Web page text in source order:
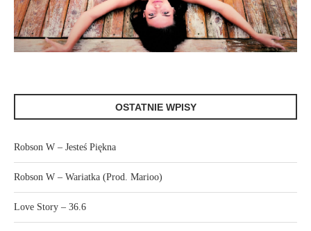
OSTATNIE WPISY
Robson W – Jesteś Piękna
Robson W – Wariatka (Prod. Marioo)
Love Story – 36.6